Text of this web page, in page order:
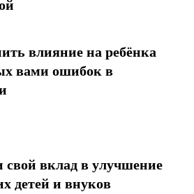
влияние на ребёнка
вами ошибок в
свой вклад в улучшение
детей и внуков